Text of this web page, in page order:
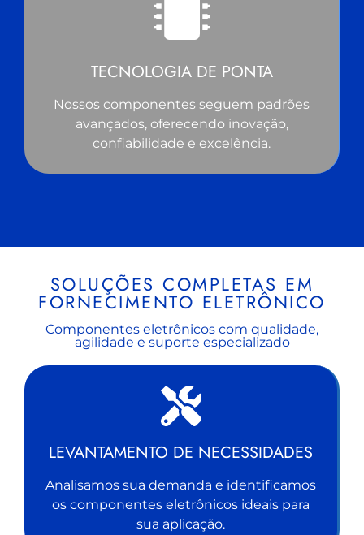
TECNOLOGIA DE PONTA
Nossos componentes seguem padrões
avançados, oferecendo inovação,
confiabilidade e excelência.
SOLUÇÕES COMPLETAS EM
FORNECIMENTO ELETRÔNICO
Componentes eletrônicos com qualidade,
agilidade e suporte especializado
LEVANTAMENTO DE NECESSIDADES
Analisamos sua demanda e identificamos
os componentes eletrônicos ideais para
sua aplicação.